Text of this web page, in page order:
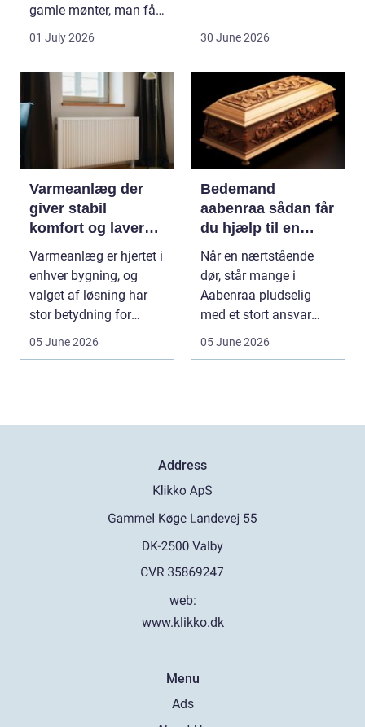
gamle mønter, man får
dem vurderet...
01 July 2026 30 June 2026
Varmeanlæg der
giver stabil
komfort og lavere
energiregning
Varmeanlæg er hjertet i
enhver bygning, og
valget af løsning har
stor betydning for
b&a...
05 June 2026
Bedemand
aabenraa sådan får
du hjælp til en
værdig afsked
Når en nærtstående
dør, står mange i
Aabenraa pludselig
med et stort ansvar
midt i sorgen.
05 June 2026
Address
web:
www.klikko.dk
Menu
Ads